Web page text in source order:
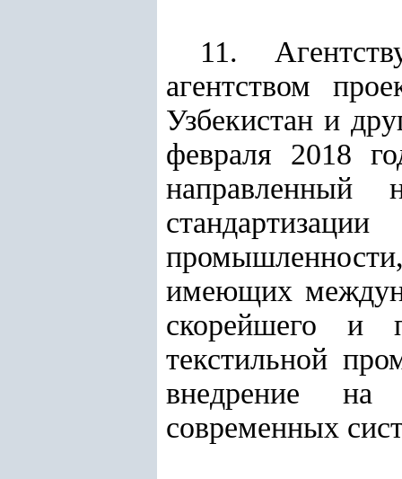
11.
агентством
Узбекистан и
февраля 2018
направленный
имеющих
скорейшего и
текстильной
внедрение на
современных